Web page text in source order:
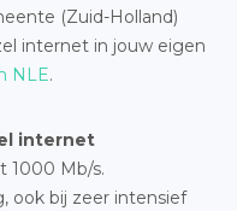
(Zuid-Holland)
internet in jouw eigen
NLE.
internet
1000 Mb/s.
ook bij zeer intensief